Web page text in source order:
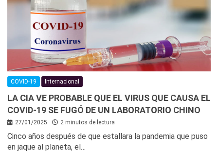
COVID-19 Internacional
LA CIA VE PROBABLE QUE EL VIRUS QUE CAUSA EL
COVID-19 SE FUGÓ DE UN LABORATORIO CHINO
27/01/2025 2 minutos de lectura
Cinco años después de que estallara la pandemia que puso
en jaque al planeta, el…